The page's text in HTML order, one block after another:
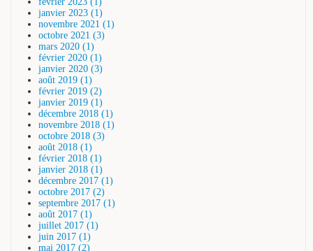
janvier 2023 (1)
novembre 2021 (1)
octobre 2021 (3)
mars 2020 (1)
février 2020 (1)
janvier 2020 (3)
août 2019 (1)
février 2019 (2)
janvier 2019 (1)
décembre 2018 (1)
novembre 2018 (1)
octobre 2018 (3)
août 2018 (1)
février 2018 (1)
janvier 2018 (1)
décembre 2017 (1)
octobre 2017 (2)
septembre 2017 (1)
août 2017 (1)
juillet 2017 (1)
juin 2017 (1)
mai 2017 (2)